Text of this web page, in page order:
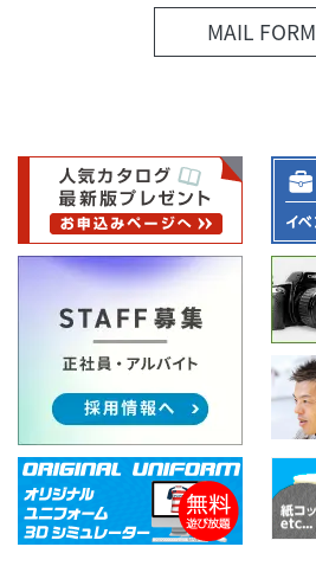
MAIL FORM